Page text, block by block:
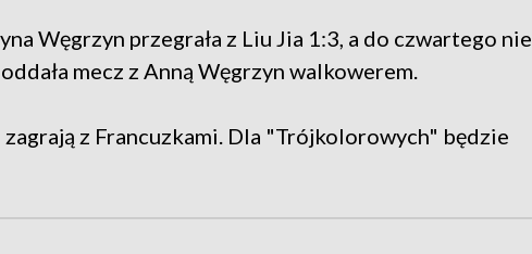
Węgrzyn przegrała z Liu Jia 1:3, a do czwartego nie
mecz z Anną Węgrzyn walkowerem.
z Francuzkami. Dla "Trójkolorowych" będzie